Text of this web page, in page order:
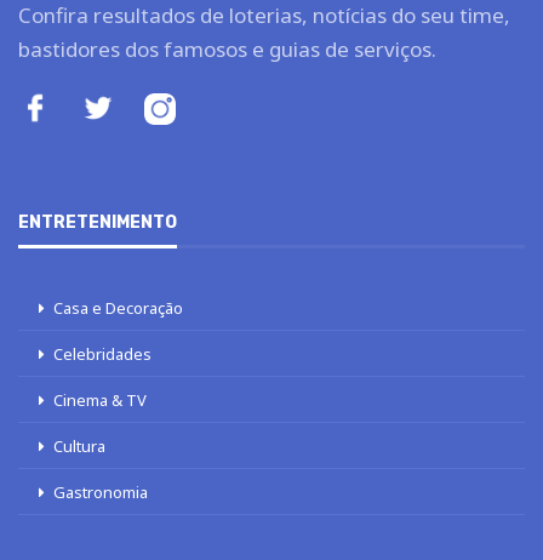
Confira resultados de loterias, notícias do seu time,
bastidores dos famosos e guias de serviços.
ENTRETENIMENTO
Casa e Decoração
Celebridades
Cinema & TV
Cultura
Gastronomia